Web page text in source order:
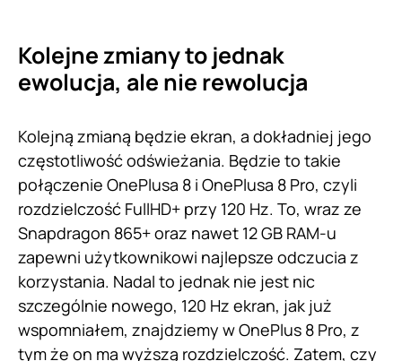
Kolejne zmiany to jednak
ewolucja, ale nie rewolucja
Kolejną zmianą będzie ekran, a dokładniej jego
częstotliwość odświeżania. Będzie to takie
połączenie OnePlusa 8 i OnePlusa 8 Pro, czyli
rozdzielczość FullHD+ przy 120 Hz. To, wraz ze
Snapdragon 865+ oraz nawet 12 GB RAM-u
zapewni użytkownikowi najlepsze odczucia z
korzystania. Nadal to jednak nie jest nic
szczególnie nowego, 120 Hz ekran, jak już
wspomniałem, znajdziemy w OnePlus 8 Pro, z
tym że on ma wyższą rozdzielczość. Zatem, czy